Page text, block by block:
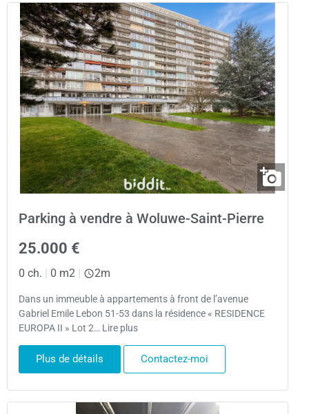
Parking à vendre à Woluwe-Saint-Pierre
25.000 €
0 ch. 0 m2 2m
Dans un immeuble à appartements à front de l’avenue
Gabriel Emile Lebon 51-53 dans la résidence « RESIDENCE
EUROPA II » Lot 2… Lire plus
Plus de détails Contactez-moi